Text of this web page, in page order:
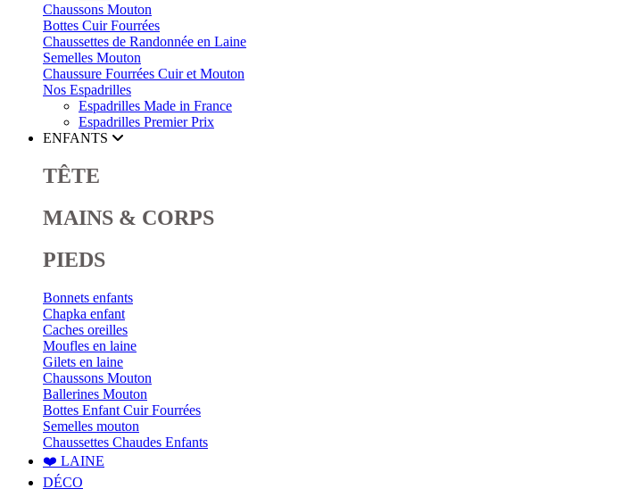
Chaussons Mouton
Bottes Cuir Fourrées
Chaussettes de Randonnée en Laine
Semelles Mouton
Chaussure Fourrées Cuir et Mouton
Nos Espadrilles
Espadrilles Made in France
Espadrilles Premier Prix
ENFANTS
TÊTE
MAINS & CORPS
PIEDS
Bonnets enfants
Chapka enfant
Caches oreilles
Moufles en laine
Gilets en laine
Chaussons Mouton
Ballerines Mouton
Bottes Enfant Cuir Fourrées
Semelles mouton
Chaussettes Chaudes Enfants
❤️ LAINE
DÉCO